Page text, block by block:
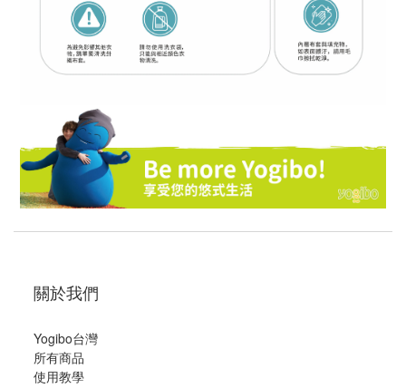
關於我們
Yogibo台灣
所有商品
使用教學